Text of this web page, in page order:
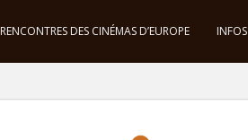
RENCONTRES DES CINÉMAS D’EUROPE INFOS